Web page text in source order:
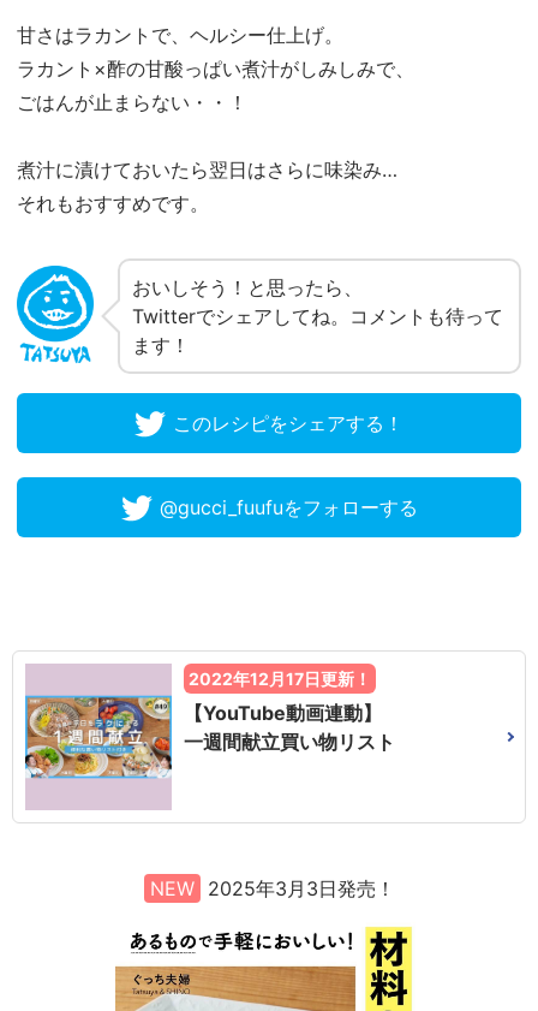
甘さはラカントで、ヘルシー仕上げ。
ラカント×酢の甘酸っぱい煮汁がしみしみで、
ごはんが止まらない・・！
煮汁に漬けておいたら翌日はさらに味染み…
それもおすすめです。
おいしそう！と思ったら、
Twitterでシェアしてね。コメントも待って
ます！
このレシピをシェアする！
@gucci_fuufuをフォローする
2022年12月17日更新！
【YouTube動画連動】
一週間献立買い物リスト
NEW 2025年3月3日発売！